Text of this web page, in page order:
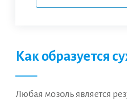
Как образуется
Любая мозоль является